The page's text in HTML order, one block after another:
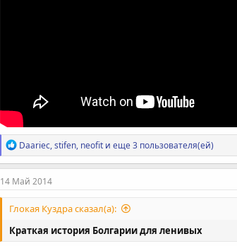
Р
е
а
к
и
Daariec,stifen, neofit и еще 3 пользователя(ей)
14 Май 2014
Глокая Куздра сказал(а):
Краткая история Болгарии для ленивых